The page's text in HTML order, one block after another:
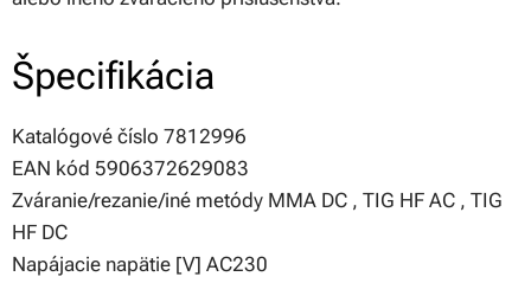
Špecifikácia
Katalógové číslo 7812996
EAN kód 5906372629083
Zváranie/rezanie/iné metódy MMA DC , TIG HF AC , TIG
HF DC
Napájacie napätie [V] AC230